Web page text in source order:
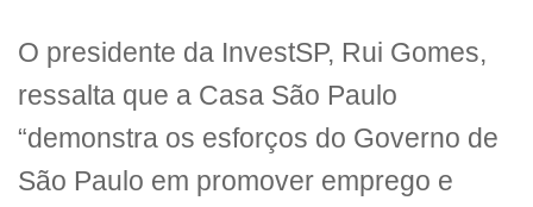
O presidente da InvestSP, Rui Gomes,
ressalta que a Casa São Paulo
“demonstra os esforços do Governo de
São Paulo em promover emprego e